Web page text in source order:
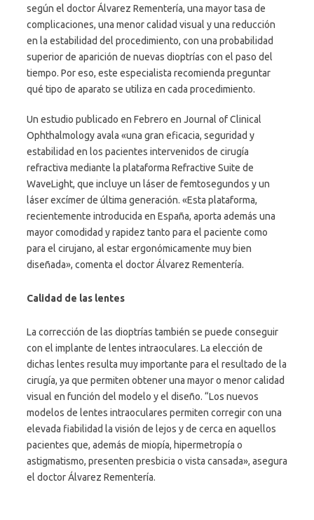
según el doctor Álvarez Rementería, una mayor tasa de
complicaciones, una menor calidad visual y una reducción
en la estabilidad del procedimiento, con una probabilidad
superior de aparición de nuevas dioptrías con el paso del
tiempo. Por eso, este especialista recomienda preguntar
qué tipo de aparato se utiliza en cada procedimiento.
Un estudio publicado en Febrero en Journal of Clinical
Ophthalmology avala «una gran eficacia, seguridad y
estabilidad en los pacientes intervenidos de cirugía
refractiva mediante la plataforma Refractive Suite de
WaveLight, que incluye un láser de femtosegundos y un
láser excímer de última generación. «Esta plataforma,
recientemente introducida en España, aporta además una
mayor comodidad y rapidez tanto para el paciente como
para el cirujano, al estar ergonómicamente muy bien
diseñada», comenta el doctor Álvarez Rementería.
Calidad de las lentes
La corrección de las dioptrías también se puede conseguir
con el implante de lentes intraoculares. La elección de
dichas lentes resulta muy importante para el resultado de la
cirugía, ya que permiten obtener una mayor o menor calidad
visual en función del modelo y el diseño. “Los nuevos
modelos de lentes intraoculares permiten corregir con una
elevada fiabilidad la visión de lejos y de cerca en aquellos
pacientes que, además de miopía, hipermetropía o
astigmatismo, presenten presbicia o vista cansada», asegura
el doctor Álvarez Rementería.